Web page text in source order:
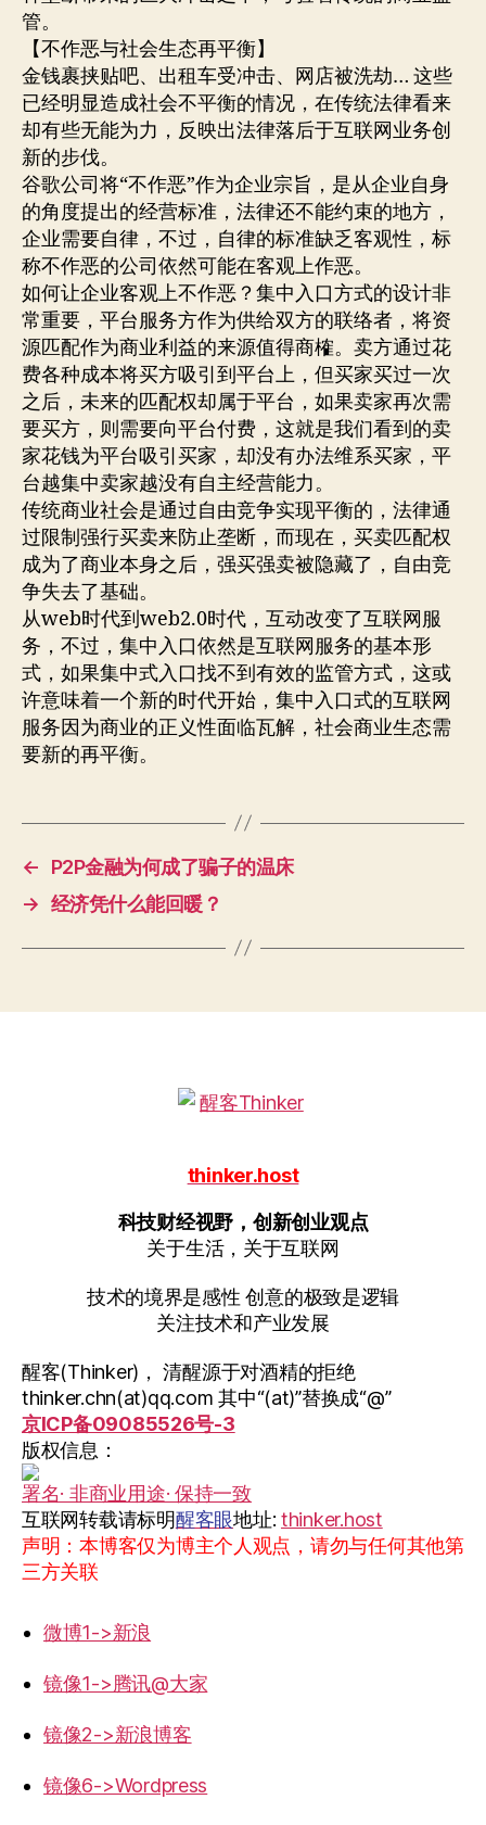
管。
【不作恶与社会生态再平衡】
金钱裹挟贴吧、出租车受冲击、网店被洗劫… 这些
已经明显造成社会不平衡的情况，在传统法律看来
却有些无能为力，反映出法律落后于互联网业务创
新的步伐。
谷歌公司将“不作恶”作为企业宗旨，是从企业自身
的角度提出的经营标准，法律还不能约束的地方，
企业需要自律，不过，自律的标准缺乏客观性，标
称不作恶的公司依然可能在客观上作恶。
如何让企业客观上不作恶？集中入口方式的设计非
常重要，平台服务方作为供给双方的联络者，将资
源匹配作为商业利益的来源值得商榷。卖方通过花
费各种成本将买方吸引到平台上，但买家买过一次
之后，未来的匹配权却属于平台，如果卖家再次需
要买方，则需要向平台付费，这就是我们看到的卖
家花钱为平台吸引买家，却没有办法维系买家，平
台越集中卖家越没有自主经营能力。
传统商业社会是通过自由竞争实现平衡的，法律通
过限制强行买卖来防止垄断，而现在，买卖匹配权
成为了商业本身之后，强买强卖被隐藏了，自由竞
争失去了基础。
从web时代到web2.0时代，互动改变了互联网服
务，不过，集中入口依然是互联网服务的基本形
式，如果集中式入口找不到有效的监管方式，这或
许意味着一个新的时代开始，集中入口式的互联网
服务因为商业的正义性面临瓦解，社会商业生态需
要新的再平衡。
←
P2P金融为何成了骗子的温床
→ 经济凭什么能回暖？
thinker.host
科技财经视野，创新创业观点
关于生活，关于互联网
技术的境界是感性 创意的极致是逻辑
关注技术和产业发展
醒客(Thinker)， 清醒源于对酒精的拒绝
thinker.chn(at)qq.com 其中“(at)”替换成“@”
京ICP备09085526号-3
版权信息：
署名· 非商业用途· 保持一致
互联网转载请标明醒客眼地址: thinker.host
声明：本博客仅为博主个人观点，请勿与任何其他第
三方关联
微博1->新浪
镜像1->腾讯@大家
镜像2->新浪博客
镜像6->Wordpress